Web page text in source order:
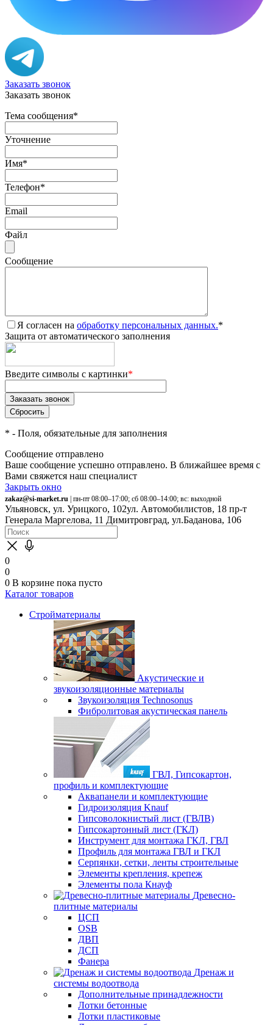
Заказать звонок
Заказать звонок
Тема сообщения*
Уточнение
Имя*
Телефон*
Email
Файл
Сообщение
Я согласен на обработку персональных данных.*
Защита от автоматического заполнения
Введите символы с картинки*
* - Поля, обязательные для заполнения
Сообщение отправлено
Ваше сообщение успешно отправлено. В ближайшее время с
Вами свяжется наш специалист
Закрыть окно
zakaz@si-market.ru | пн-пт 08:00–17:00; сб 08:00–14:00; вс: выходной
Ульяновск, ул. Урицкого, 102ул. Автомобилистов, 18 пр-т
Генерала Маргелова, 11 Димитровград, ул.Баданова, 106
0
0
0 В корзине пока пусто
Каталог товаров
Стройматериалы
Акустические и
звукоизоляционные материалы
Звукоизоляция Technosonus
Фибролитовая акустическая панель
ГВЛ, Гипсокартон,
профиль и комплектующие
Аквапанели и комплектующие
Гидроизоляция Knauf
Гипсоволокнистый лист (ГВЛВ)
Гипсокартонный лист (ГКЛ)
Инструмент для монтажа ГКЛ, ГВЛ
Профиль для монтажа ГВЛ и ГКЛ
Серпянки, сетки, ленты строительные
Элементы крепления, крепеж
Элементы пола Кнауф
Древесно-
плитные материалы
ЦСП
OSB
ДВП
ДСП
Фанера
Дренаж и
системы водоотвода
Дополнительные принадлежности
Лотки бетонные
Лотки пластиковые